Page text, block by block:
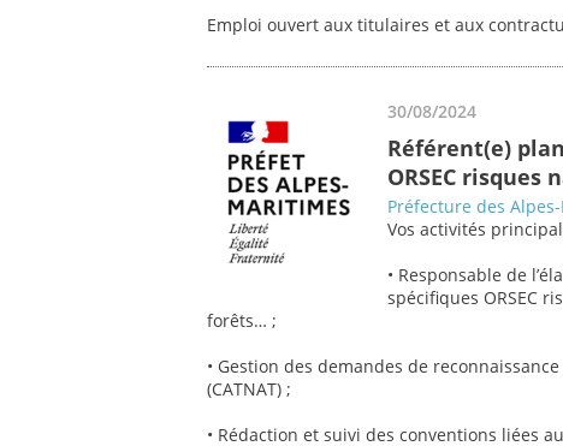
Emploi ouvert aux titulaires et aux
30/08/2024
Référent(e)
ORSEC risques
Préfecture des
Vos activités
• Responsable de
spécifiques ORSEC
forêts… ;
• Gestion des demandes de
(CATNAT) ;
• Rédaction et suivi des conventions liées